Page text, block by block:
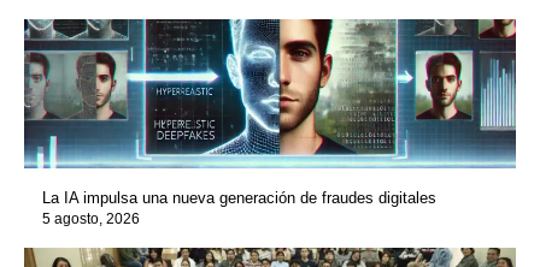
La IA impulsa una nueva generación de fraudes digitales
5 agosto, 2026